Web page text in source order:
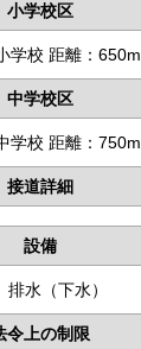
小学校区
学校 距離：650m
中学校区
学校 距離：750m
接道詳細
設備
（下水）
令上の制限